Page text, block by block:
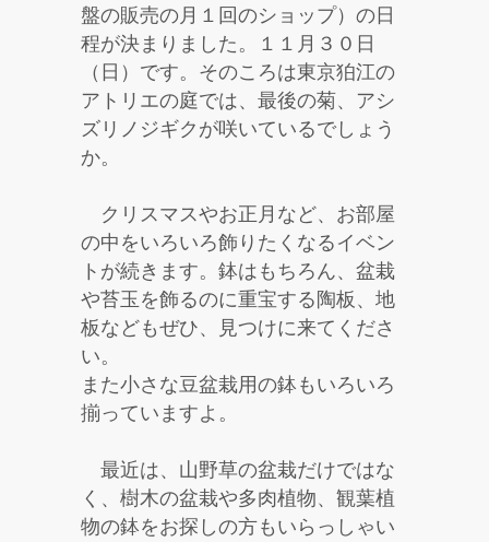
盤の販売の月１回のショップ）の日
程が決まりました。１１月３０日
（日）です。そのころは東京狛江の
アトリエの庭では、最後の菊、アシ
ズリノジギクが咲いているでしょう
か。
クリスマスやお正月など、お部屋
の中をいろいろ飾りたくなるイベン
トが続きます。鉢はもちろん、盆栽
や苔玉を飾るのに重宝する陶板、地
板などもぜひ、見つけに来てくださ
い。
また小さな豆盆栽用の鉢もいろいろ
揃っていますよ。
最近は、山野草の盆栽だけではな
く、樹木の盆栽や多肉植物、観葉植
物の鉢をお探しの方もいらっしゃい